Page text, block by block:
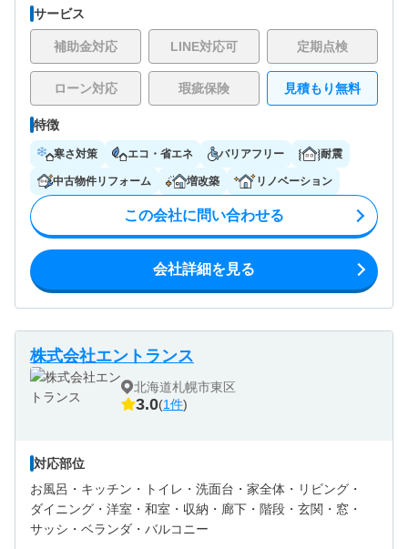
サービス
補助金対応 LINE対応可 定期点検
ローン対応 瑕疵保険 見積もり無料
特徴
寒さ対策 エコ・省エネ バリアフリー 耐震
中古物件リフォーム 増改築 リノベーション
この会社に問い合わせる
会社詳細を見る
株式会社エントランス
北海道札幌市東区
3.0(1件)
対応部位
お風呂・ キッチン・ トイレ・ 洗面台・ 家全体・ リビング・
ダイニング・ 洋室・ 和室・ 収納・ 廊下・ 階段・ 玄関・ 窓・
サッシ・ ベランダ・バルコニー